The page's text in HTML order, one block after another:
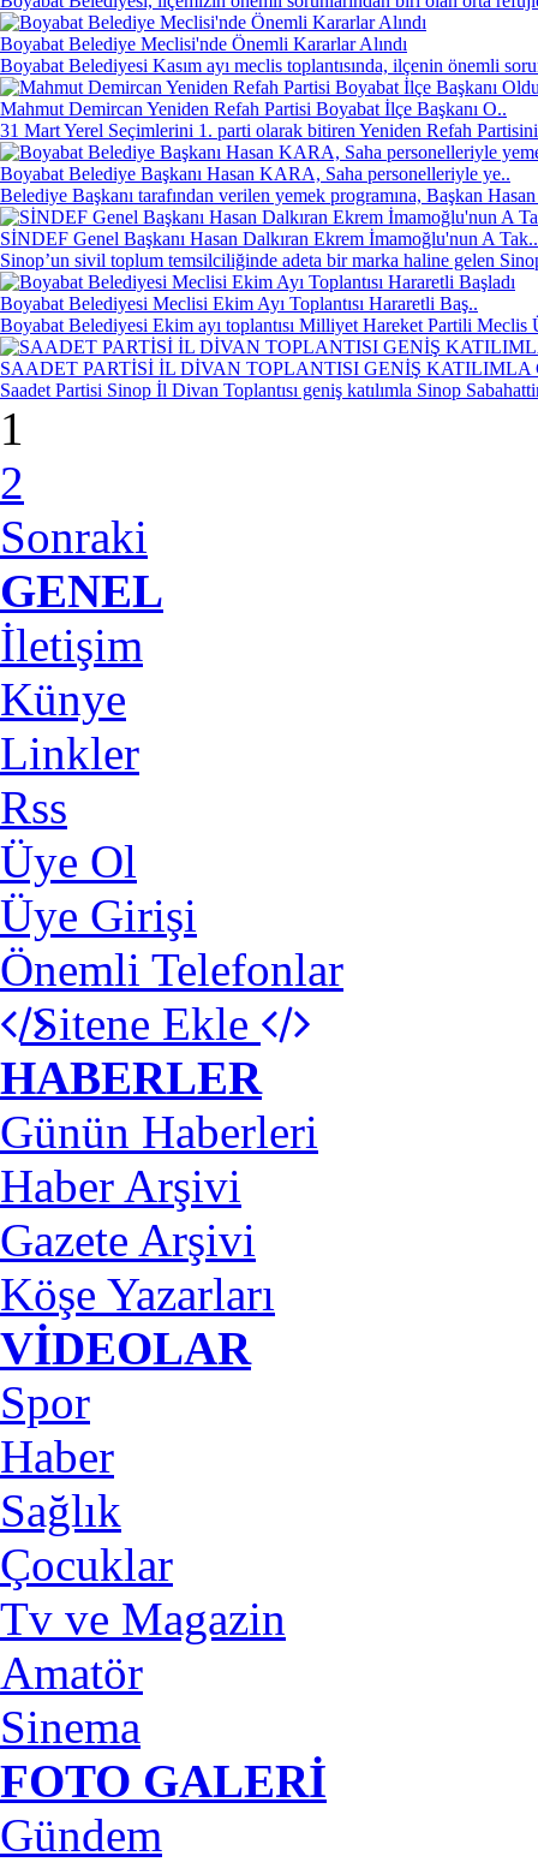
Boyabat Belediye Meclisi'nde Önemli Kararlar Alındı
Boyabat Belediyesi Kasım ayı meclis toplantısında, ilçenin önemli
Mahmut Demircan Yeniden Refah Partisi Boyabat İlçe Başkanı O..
31 Mart Yerel Seçimlerini 1. parti olarak bitiren Yeniden Refah
Boyabat Belediye Başkanı Hasan KARA, Saha personelleriyle ye..
Belediye Başkanı tarafından verilen yemek programına, Başkan
SİNDEF Genel Başkanı Hasan Dalkıran Ekrem İmamoğlu'nun A Tak..
Sinop’un sivil toplum temsilciliğinde adeta bir marka haline gelen
Boyabat Belediyesi Meclisi Ekim Ayı Toplantısı Hararetli Baş..
Boyabat Belediyesi Ekim ayı toplantısı Milliyet Hareket Partili Meclis
SAADET PARTİSİ İL DİVAN TOPLANTISI GENİŞ KATILIMLA
Saadet Partisi Sinop İl Divan Toplantısı geniş katılımla Sinop
1
2
Sonraki
GENEL
İletişim
Künye
Linkler
Rss
Üye Ol
Üye Girişi
Önemli Telefonlar
Sitene Ekle
HABERLER
Günün Haberleri
Haber Arşivi
Gazete Arşivi
Köşe Yazarları
VİDEOLAR
Spor
Haber
Sağlık
Çocuklar
Tv ve Magazin
Amatör
Sinema
FOTO GALERİ
Gündem